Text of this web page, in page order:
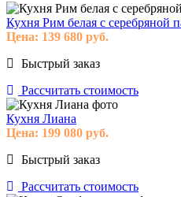
Кухня Рим белая с серебряной
Цена: 139 680 руб.
Быстрый заказ
Рассчитать стоимость
Кухня Лиана
Цена: 199 080 руб.
Быстрый заказ
Рассчитать стоимость